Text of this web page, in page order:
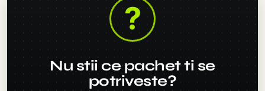
?
Nu stii ce pachet ti se
potriveste?